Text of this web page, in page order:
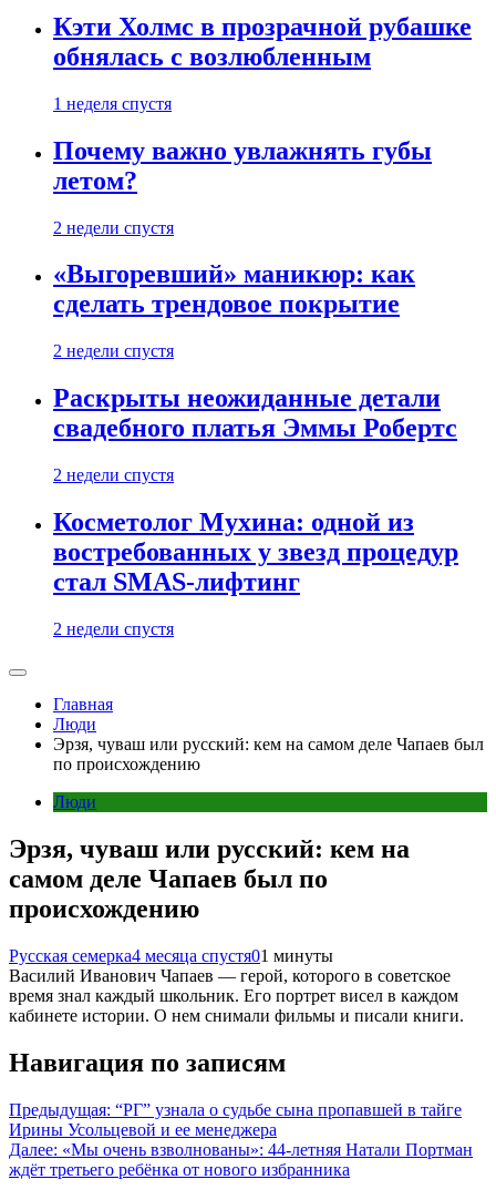
Кэти Холмс в прозрачной рубашке
обнялась с возлюбленным
1 неделя спустя
Почему важно увлажнять губы
летом?
2 недели спустя
«Выгоревший» маникюр: как
сделать трендовое покрытие
2 недели спустя
Раскрыты неожиданные детали
свадебного платья Эммы Робертс
2 недели спустя
Косметолог Мухина: одной из
востребованных у звезд процедур
стал SMAS-лифтинг
2 недели спустя
Главная
Люди
Эрзя, чуваш или русский: кем на самом деле Чапаев был
по происхождению
Люди
Эрзя, чуваш или русский: кем на
самом деле Чапаев был по
происхождению
Русская семерка4 месяца спустя01 минуты
Василий Иванович Чапаев — герой, которого в советское
время знал каждый школьник. Его портрет висел в каждом
кабинете истории. О нем снимали фильмы и писали книги.
Навигация по записям
Предыдущая: “РГ” узнала о судьбе сына пропавшей в тайге
Ирины Усольцевой и ее менеджера
Далее: «Мы очень взволнованы»: 44-летняя Натали Портман
ждёт третьего ребёнка от нового избранника